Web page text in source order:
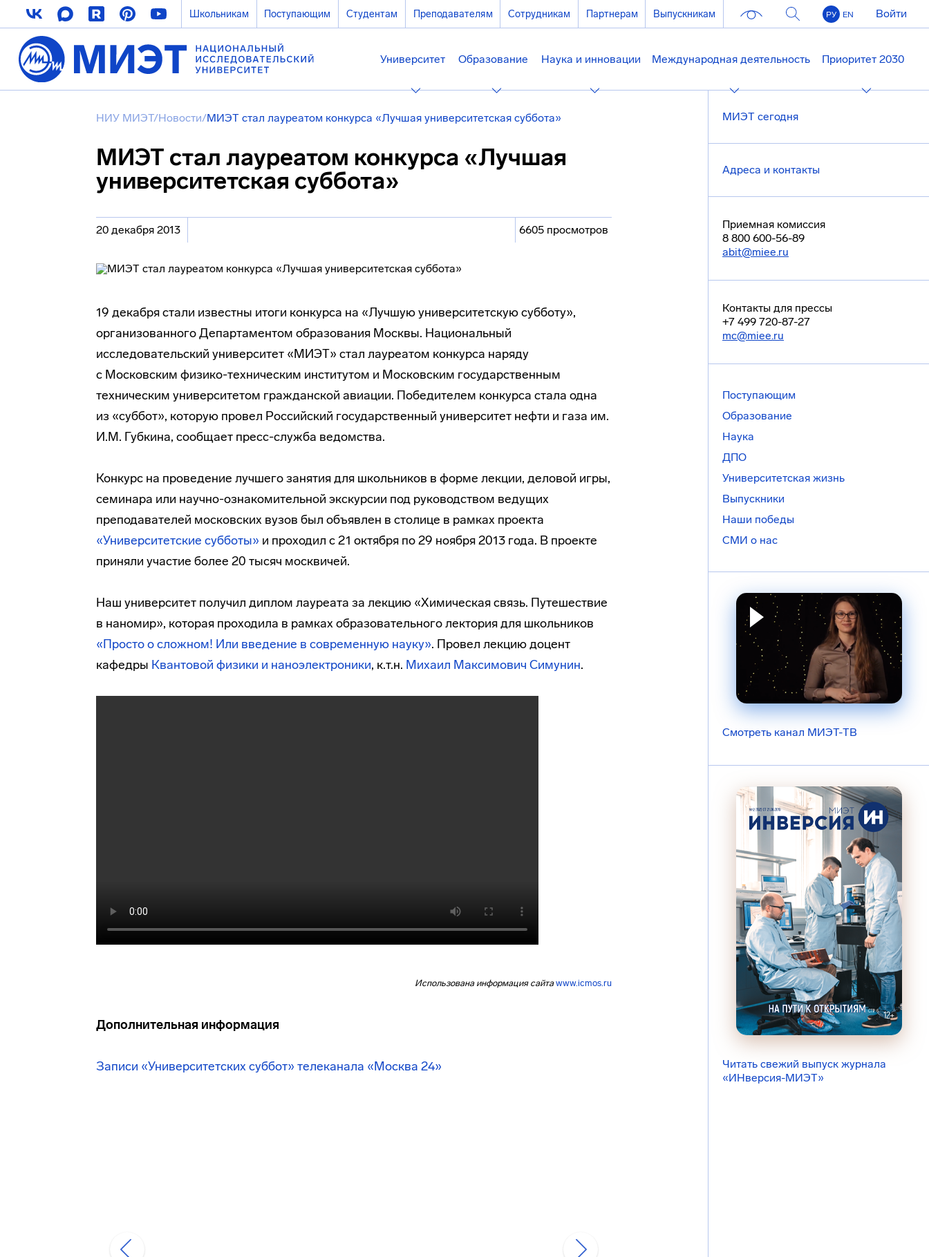
Школьникам Поступающим Студентам Преподавателям Сотрудникам Партнерам Выпускникам РУ EN Войти
Университет Образование Наука и инновации Международная деятельность Приоритет 2030
НИУ МИЭТ/Новости/МИЭТ стал лауреатом конкурса «Лучшая университетская суббота»
МИЭТ стал лауреатом конкурса «Лучшая
университетская суббота»
20 декабря 2013 6605 просмотров
19 декабря стали известны итоги конкурса на «Лучшую университетскую субботу»,
организованного Департаментом образования Москвы. Национальный
исследовательский университет «МИЭТ» стал лауреатом конкурса наряду
с Московским физико-техническим институтом и Московским государственным
техническим университетом гражданской авиации. Победителем конкурса стала одна
из «суббот», которую провел Российский государственный университет нефти и газа им.
И.М. Губкина, сообщает пресс-служба ведомства.
Конкурс на проведение лучшего занятия для школьников в форме лекции, деловой игры,
семинара или научно-ознакомительной экскурсии под руководством ведущих
преподавателей московских вузов был объявлен в столице в рамках проекта
«Университетские субботы» и проходил с 21 октября по 29 ноября 2013 года. В проекте
приняли участие более 20 тысяч москвичей.
Наш университет получил диплом лауреата за лекцию «Химическая связь. Путешествие
в наномир», которая проходила в рамках образовательного лектория для школьников
«Просто о сложном! Или введение в современную науку». Провел лекцию доцент
кафедры Квантовой физики и наноэлектроники, к.т.н. Михаил Максимович Симунин.
Использована информация сайтаwww.icmos.ru
Дополнительная информация
Записи «Университетских суббот» телеканала «Москва 24»
МИЭТ сегодня
Адреса и контакты
Приемная комиссия
8 800 600-56-89
abit@miee.ru
Контакты для прессы
+7 499 720-87-27
mc@miee.ru
Поступающим
Образование
Наука
ДПО
Университетская жизнь
Выпускники
Наши победы
СМИ о нас
Смотреть канал МИЭТ-ТВ
Читать свежий выпуск журнала
«ИНверсия-МИЭТ»